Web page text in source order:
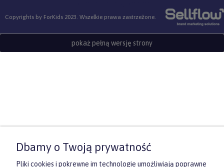
Copyrights by ForKids 2023. Wszelkie prawa zastrzeżone.
pokaż pełną wersję strony
Dbamy o Twoją prywatność
Pliki cookies i pokrewne im technologie umożliwiają poprawne